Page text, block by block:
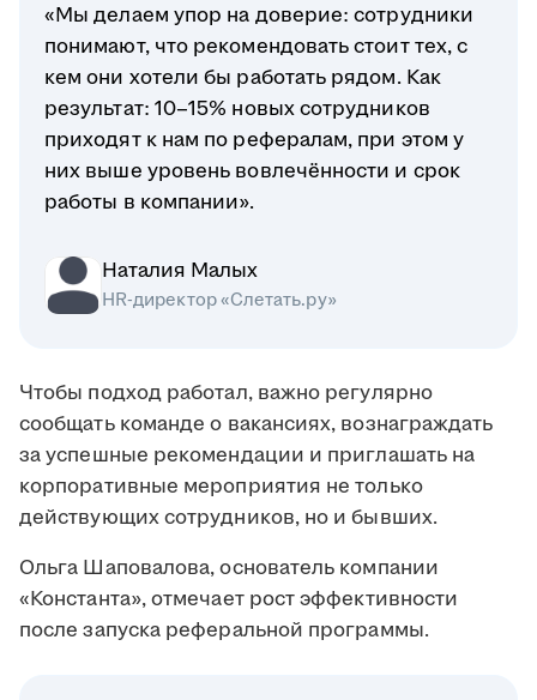
«Мы делаем упор на доверие: сотрудники
понимают, что рекомендовать стоит тех, с
кем они хотели бы работать рядом. Как
результат: 10–15% новых сотрудников
приходят к нам по рефералам, при этом у
них выше уровень вовлечённости и срок
работы в компании».
Наталия Малых
HR-директор «Слетать.ру»
Чтобы подход работал, важно регулярно
сообщать команде о вакансиях, вознаграждать
за успешные рекомендации и приглашать на
корпоративные мероприятия не только
действующих сотрудников, но и бывших.
Ольга Шаповалова, основатель компании
«Константа», отмечает рост эффективности
после запуска реферальной программы.